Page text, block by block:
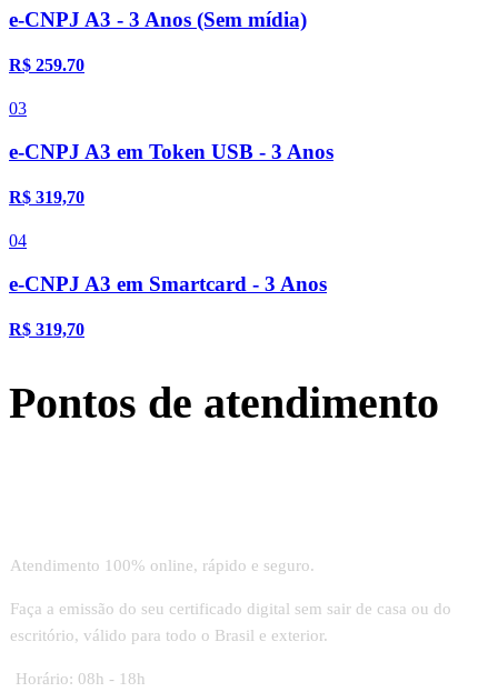
e-CNPJ A3 - 3 Anos (Sem mídia)
R$ 259.70
03
e-CNPJ A3 em Token USB - 3 Anos
R$ 319,70
04
e-CNPJ A3 em Smartcard - 3 Anos
R$ 319,70
Pontos de atendimento
Atendimento 100% online, rápido e seguro.
Faça a emissão do seu certificado digital sem sair de casa ou do
escritório, válido para todo o Brasil e exterior.
Horário: 08h - 18h